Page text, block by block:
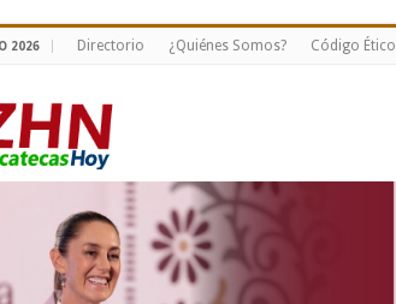
2026 Directorio ¿Quiénes Somos? Código Ético